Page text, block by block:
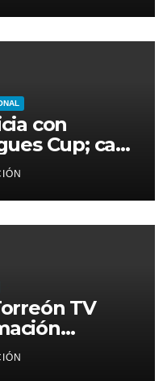
con
Cup; cae
FC
TV
Mundial